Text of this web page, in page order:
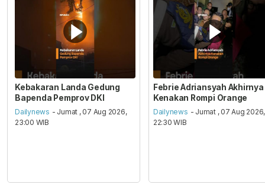
Kebakaran Landa Gedung
Bapenda Pemprov DKI
Dailynews - Jumat , 07 Aug 2026,
23:00 WIB
Febrie Adriansyah Akhirnya
Kenakan Rompi Orange
Dailynews - Jumat , 07 Aug 2026,
22:30 WIB